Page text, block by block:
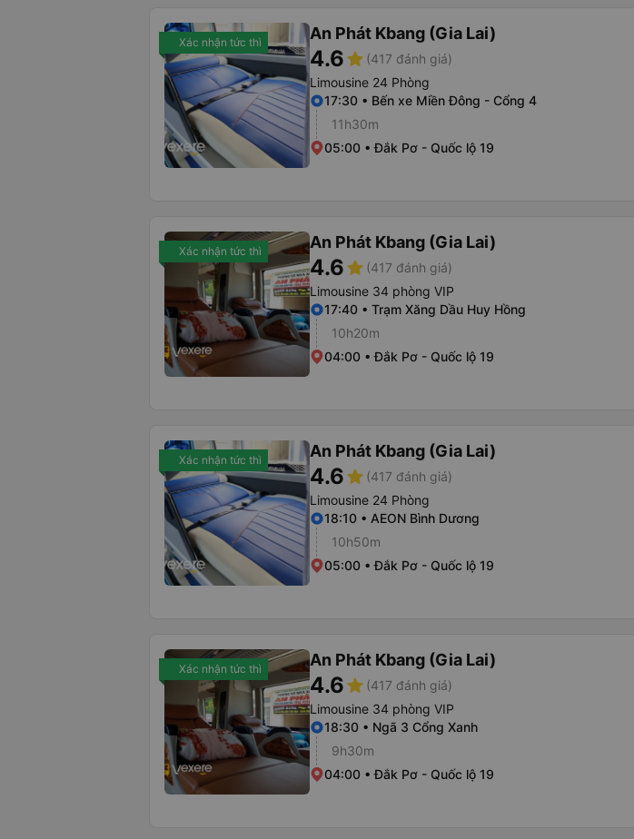
Xác nhận tức thì An Phát Kbang (Gia Lai)
4.6star (417 đánh giá)
Limousine 24 Phòng
17:30 • Bến xe Miền Đông - Cổng 4
11h30m
05:00 • Đắk Pơ - Quốc lộ 19
Xác nhận tức thì An Phát Kbang (Gia Lai)
4.6star (417 đánh giá)
Limousine 34 phòng VIP
17:40 • Trạm Xăng Dầu Huy Hồng
10h20m
04:00 • Đắk Pơ - Quốc lộ 19
Xác nhận tức thì An Phát Kbang (Gia Lai)
4.6star (417 đánh giá)
Limousine 24 Phòng
18:10 • AEON Bình Dương
10h50m
05:00 • Đắk Pơ - Quốc lộ 19
Xác nhận tức thì An Phát Kbang (Gia Lai)
4.6star (417 đánh giá)
Limousine 34 phòng VIP
18:30 • Ngã 3 Cổng Xanh
9h30m
04:00 • Đắk Pơ - Quốc lộ 19